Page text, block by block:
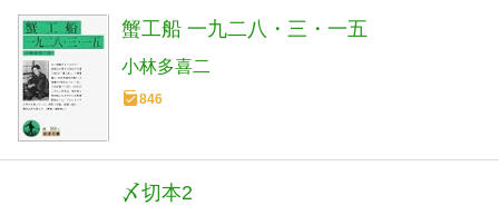
蟹工船 一九二八・三・一五
小林多喜二
846
〆切本2